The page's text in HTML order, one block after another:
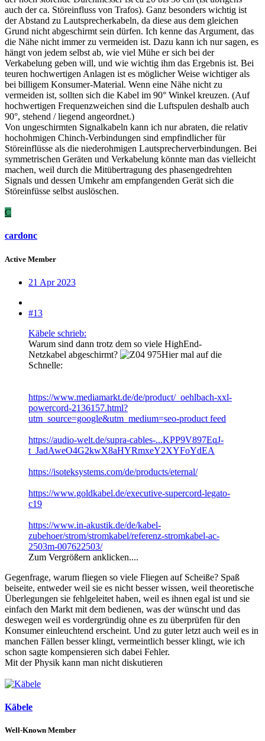
auch der ca. Störeinfluss von Trafos). Ganz besonders wichtig ist
der Abstand zu Lautsprecherkabeln, da diese aus dem gleichen
Grund nicht abgeschirmt sein dürfen. Ich kenne das Argument, das
die Nähe nicht immer zu vermeiden ist. Dazu kann ich nur sagen, es
hängt von jedem selbst ab, wie viel Mühe er sich bei der
Verkabelung geben will, und wie wichtig ihm das Ergebnis ist. Bei
teuren hochwertigen Anlagen ist es möglicher Weise wichtiger als
bei billigem Konsumer-Material. Wenn eine Nähe nicht zu
vermeiden ist, sollten sich die Kabel im 90° Winkel kreuzen. (Auf
hochwertigen Frequenzweichen sind die Luftspulen deshalb auch
90°, stehend / liegend angeordnet.)
Von ungeschirmten Signalkabeln kann ich nur abraten, die relativ
hochohmigen Chinch-Verbindungen sind empfindlicher für
Störeinflüsse als die niederohmigen Lautsprecherverbindungen. Bei
symmetrischen Geräten und Verkabelung könnte man das vielleicht
machen, weil durch die Mitübertragung des phasengedrehten
Signals und dessen Umkehr am empfangenden Gerät sich die
Störeinfüsse selbst auslöschen.
C
cardonc
Active Member
21 Apr 2023
#13
Käbele schrieb:
Warum sind dann trotz dem so viele HighEnd-
Netzkabel abgeschirmt?
Hier mal auf die
Schnelle:
https://www.mediamarkt.de/de/product/_oehlbach-xxl-
powercord-2136157.html?
utm_source=google&utm_medium=seo-product feed
https://audio-welt.de/supra-cables-...KPP9V897EqJ-
t_JadAweO4G2kwX8aHYRmxeY2XYFoYdEA
https://isoteksystems.com/de/products/eternal/
https://www.goldkabel.de/executive-supercord-legato-
c19
https://www.in-akustik.de/de/kabel-
zubehoer/strom/stromkabel/referenz-stromkabel-ac-
2503m-007622503/
Zum Vergrößern anklicken....
Gegenfrage, warum fliegen so viele Fliegen auf Scheiße? Spaß
beiseite, entweder weil sie es nicht besser wissen, weil theoretische
Überlegungen sie fehlgeleitet haben, weil es ihnen egal ist und sie
einfach den Markt mit dem bedienen, was der wünscht und das
deswegen weil es vordergründig ohne es zu überprüfen für den
Konsumer einleuchtend erscheint. Und zu guter letzt auch weil es in
manchen Fällen besser klingt, vermeintlich besser klingt, wie ich
schon sagte kompensieren sich dabei Fehler.
Mit der Physik kann man nicht diskutieren
Käbele
Well-Known Member